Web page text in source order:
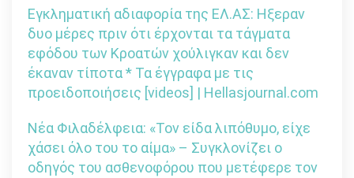
Εγκληματική αδιαφορία της ΕΛ.ΑΣ: Ηξεραν
δυο μέρες πριν ότι έρχονται τα τάγματα
εφόδου των Κροατών χούλιγκαν και δεν
έκαναν τίποτα * Τα έγγραφα με τις
προειδοποιήσεις [videos] | Hellasjournal.com
Νέα Φιλαδέλφεια: «Τον είδα λιπόθυμο, είχε
χάσει όλο του το αίμα» – Συγκλονίζει ο
οδηγός του ασθενοφόρου που μετέφερε τον